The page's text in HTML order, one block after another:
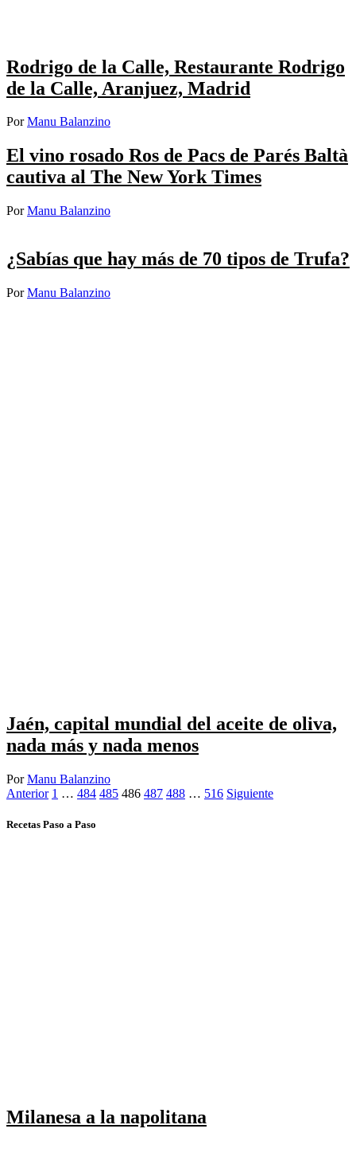
Rodrigo de la Calle, Restaurante Rodrigo
de la Calle, Aranjuez, Madrid
PorManu Balanzino
El vino rosado Ros de Pacs de Parés Baltà
cautiva al The New York Times
PorManu Balanzino
¿Sabías que hay más de 70 tipos de Trufa?
PorManu Balanzino
Jaén, capital mundial del aceite de oliva,
nada más y nada menos
PorManu Balanzino
Posts
navigation
Anterior 1 … 484 485 486 487 488 … 516 Siguiente
Recetas Paso a Paso
Milanesa a la napolitana